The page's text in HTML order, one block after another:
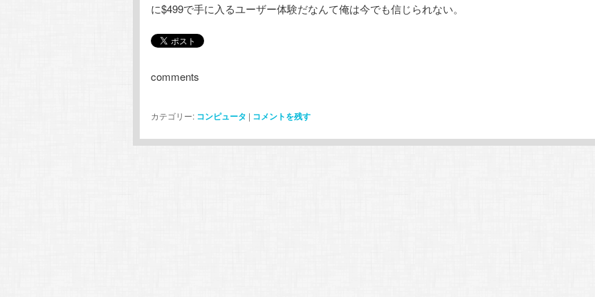
に$499で手に入るユーザー体験だなんて俺は今でも信じられない。
comments
カテゴリー: コンピュータ | コメントを残す